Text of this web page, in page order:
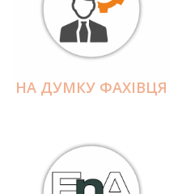
НА ДУМКУ ФАХІВЦЯ